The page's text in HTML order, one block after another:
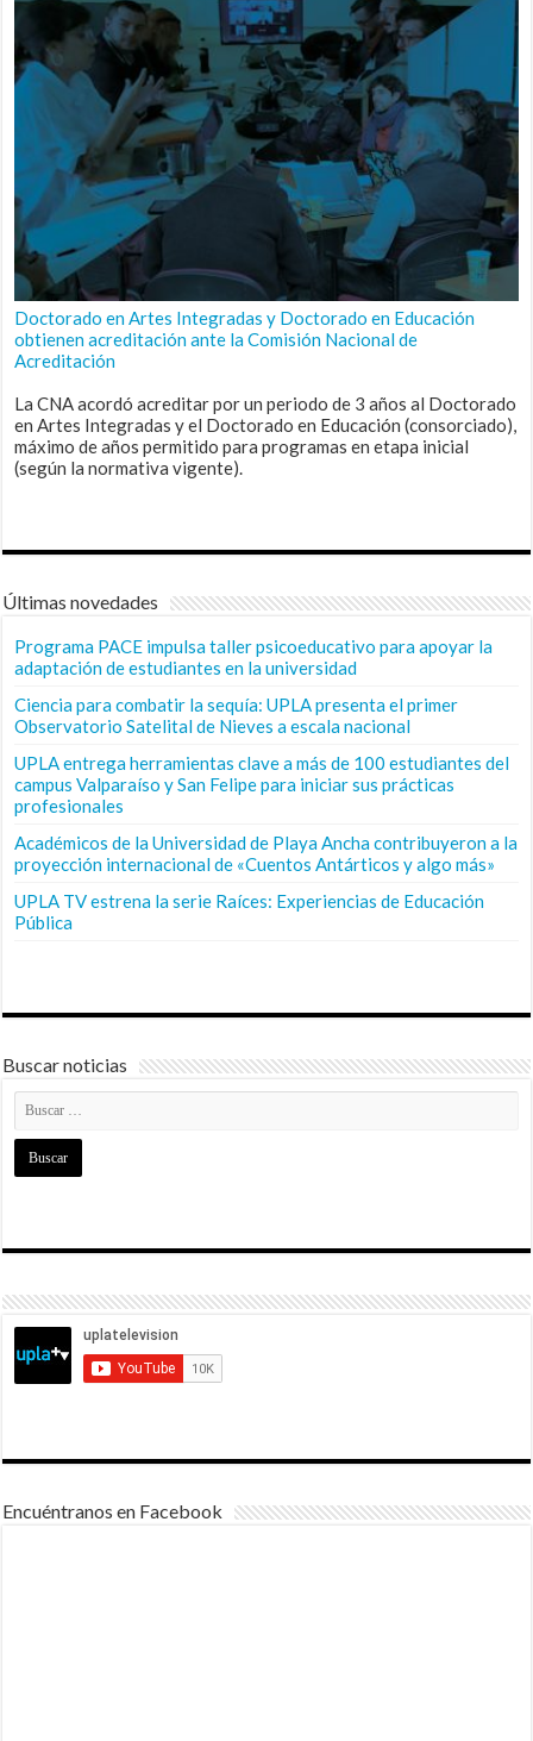
Doctorado en Artes Integradas y Doctorado en Educación
obtienen acreditación ante la Comisión Nacional de
Acreditación
La CNA acordó acreditar por un periodo de 3 años al Doctorado
en Artes Integradas y el Doctorado en Educación (consorciado),
máximo de años permitido para programas en etapa inicial
(según la normativa vigente).
Últimas novedades
Programa PACE impulsa taller psicoeducativo para apoyar la
adaptación de estudiantes en la universidad
Ciencia para combatir la sequía: UPLA presenta el primer
Observatorio Satelital de Nieves a escala nacional
UPLA entrega herramientas clave a más de 100 estudiantes del
campus Valparaíso y San Felipe para iniciar sus prácticas
profesionales
Académicos de la Universidad de Playa Ancha contribuyeron a la
proyección internacional de «Cuentos Antárticos y algo más»
UPLA TV estrena la serie Raíces: Experiencias de Educación
Pública
Buscar noticias
Encuéntranos en Facebook